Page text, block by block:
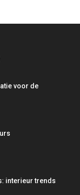
voor de
interieur trends